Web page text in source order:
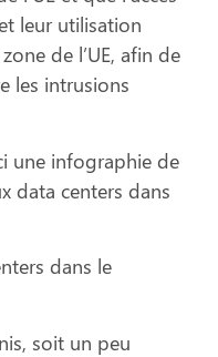
leur utilisation
de l’UE, afin de
les intrusions
une infographie de
data centers dans
dans le
soit un peu